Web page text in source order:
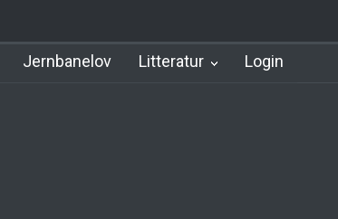
Jernbanelov Litteratur Login